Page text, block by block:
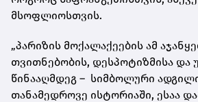
მსოფლიოსთვის.
„პარიზის მოქალაქეების ამ
თვითნებობის, დესპოტიზმისა და
წინააღმდეგ – სიმბოლური
თანამედროვე ისტორიაში, ესაა